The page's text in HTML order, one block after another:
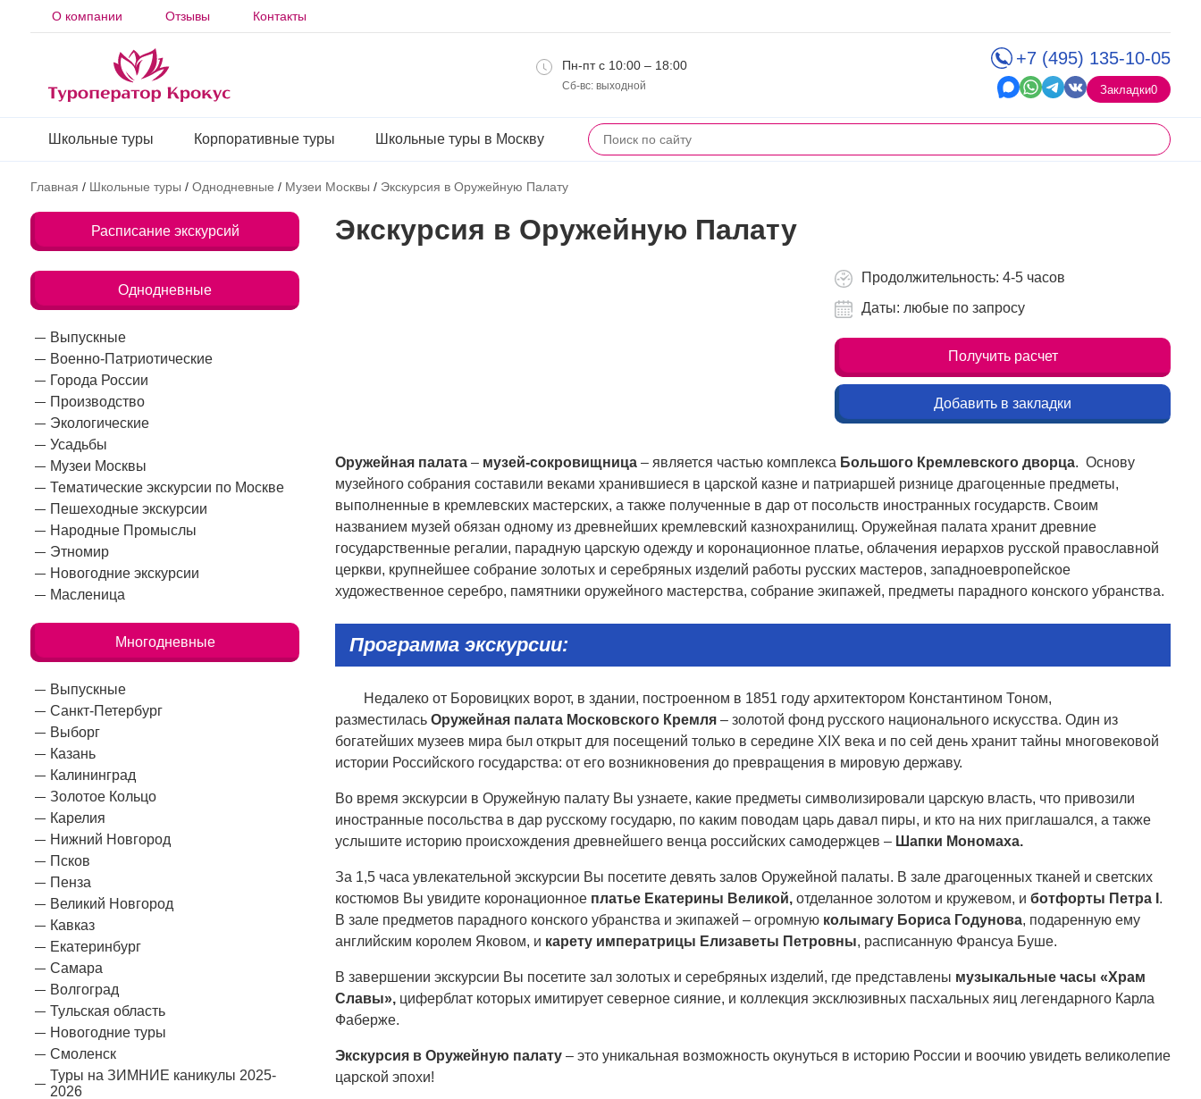
О компании Отзывы Контакты
Пн-пт с 10:00 – 18:00
Сб-вс: выходной
+7 (495) 135-10-05
Закладки0
Школьные туры Корпоративные туры Школьные туры в Москву
Главная / Школьные туры / Однодневные / Музеи Москвы / Экскурсия в Оружейную Палату
Расписание экскурсий
Однодневные
Выпускные
Военно-Патриотические
Города России
Производство
Экологические
Усадьбы
Музеи Москвы
Тематические экскурсии по Москве
Пешеходные экскурсии
Народные Промыслы
Этномир
Новогодние экскурсии
Масленица
Многодневные
Выпускные
Санкт-Петербург
Выборг
Казань
Калининград
Золотое Кольцо
Карелия
Нижний Новгород
Псков
Пенза
Великий Новгород
Кавказ
Екатеринбург
Самара
Волгоград
Тульская область
Новогодние туры
Смоленск
Туры на ЗИМНИЕ каникулы 2025-
2026
Экскурсия в Оружейную Палату
Продолжительность: 4-5 часов
Даты: любые по запросу
Получить расчет
Добавить в закладки
Оружейная палата – музей-сокровищница – является частью комплекса Большого Кремлевского дворца. Основу
музейного собрания составили веками хранившиеся в царской казне и патриаршей ризнице драгоценные предметы,
выполненные в кремлевских мастерских, а также полученные в дар от посольств иностранных государств. Своим
названием музей обязан одному из древнейших кремлевский казнохранилищ. Оружейная палата хранит древние
государственные регалии, парадную царскую одежду и коронационное платье, облачения иерархов русской православной
церкви, крупнейшее собрание золотых и серебряных изделий работы русских мастеров, западноевропейское
художественное серебро, памятники оружейного мастерства, собрание экипажей, предметы парадного конского убранства.
Программа экскурсии:
Недалеко от Боровицких ворот, в здании, построенном в 1851 году архитектором Константином Тоном,
разместилась Оружейная палата Московского Кремля – золотой фонд русского национального искусства. Один из
богатейших музеев мира был открыт для посещений только в середине XIX века и по сей день хранит тайны многовековой
истории Российского государства: от его возникновения до превращения в мировую державу.
Во время экскурсии в Оружейную палату Вы узнаете, какие предметы символизировали царскую власть, что привозили
иностранные посольства в дар русскому государю, по каким поводам царь давал пиры, и кто на них приглашался, а также
услышите историю происхождения древнейшего венца российских самодержцев – Шапки Мономаха.
За 1,5 часа увлекательной экскурсии Вы посетите девять залов Оружейной палаты. В зале драгоценных тканей и светских
костюмов Вы увидите коронационное платье Екатерины Великой, отделанное золотом и кружевом, и ботфорты Петра I .
В зале предметов парадного конского убранства и экипажей – огромную колымагу Бориса Годунова, подаренную ему
английским королем Яковом, и карету императрицы Елизаветы Петровны, расписанную Франсуа Буше.
В завершении экскурсии Вы посетите зал золотых и серебряных изделий, где представлены музыкальные часы «Храм
Славы», циферблат которых имитирует северное сияние, и коллекция эксклюзивных пасхальных яиц легендарного Карла
Фаберже.
Экскурсия в Оружейную палату – это уникальная возможность окунуться в историю России и воочию увидеть великолепие
царской эпохи!